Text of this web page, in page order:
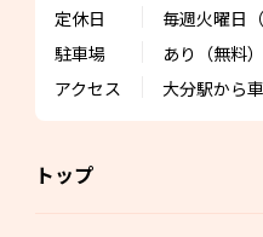
定休日
毎週火曜日
駐車場
あり（無料）
アクセス
大分駅から
トップ